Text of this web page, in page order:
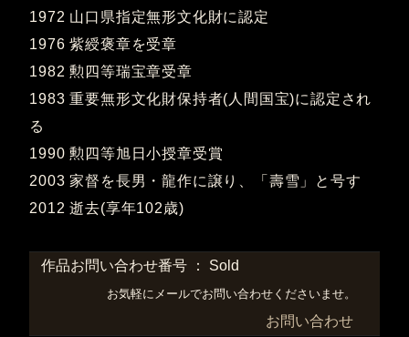
1972 山口県指定無形文化財に認定
1976 紫綬褒章を受章
1982 勲四等瑞宝章受章
1983 重要無形文化財保持者(人間国宝)に認定され
る
1990 勲四等旭日小授章受賞
2003 家督を長男・龍作に譲り、「壽雪」と号す
2012 逝去(享年102歳)
作品お問い合わせ番号 ： Sold
お気軽にメールでお問い合わせくださいませ。
お問い合わせ